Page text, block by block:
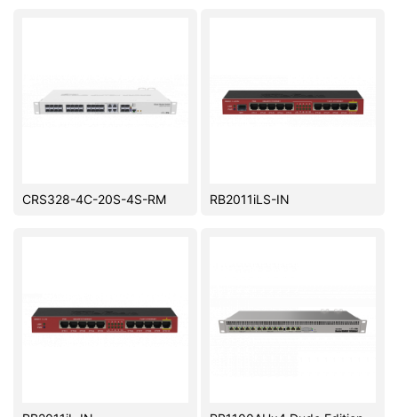
CRS328-4C-20S-4S-RM RB2011iLS-IN